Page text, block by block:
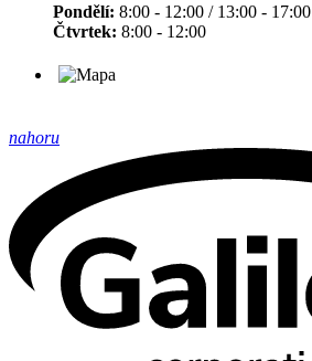
Pondělí: 8:00 - 12:00 / 13:00 - 17:00
Čtvrtek: 8:00 - 12:00
nahoru